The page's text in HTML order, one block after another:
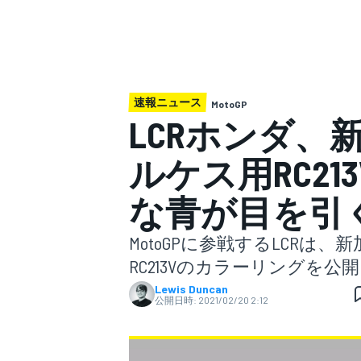
スーパーGT
速報ニュース MotoGP
LCRホンダ、
ルケス用
な青が目を引
MotoGPに参戦するLCRは、
RC213Vのカラーリングを公
Lewis Duncan
公開日時: 2021/02/20 2:12